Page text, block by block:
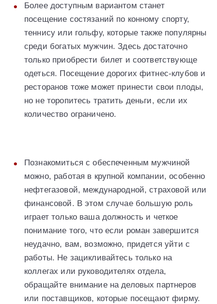
Более доступным вариантом станет
посещение состязаний по конному спорту,
теннису или гольфу, которые также популярны
среди богатых мужчин. Здесь достаточно
только приобрести билет и соответствующе
одеться. Посещение дорогих фитнес-клубов и
ресторанов тоже может принести свои плоды,
но не торопитесь тратить деньги, если их
количество ограничено.
Познакомиться с обеспеченным мужчиной
можно, работая в крупной компании, особенно
нефтегазовой, международной, страховой или
финансовой. В этом случае большую роль
играет только ваша должность и четкое
понимание того, что если роман завершится
неудачно, вам, возможно, придется уйти с
работы. Не зацикливайтесь только на
коллегах или руководителях отдела,
обращайте внимание на деловых партнеров
или поставщиков, которые посещают фирму.